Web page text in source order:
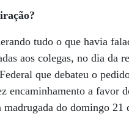
tudo o que havia
aos colegas, no dia da
que debateu o
encaminhamento a favor
madrugada do domingo 21